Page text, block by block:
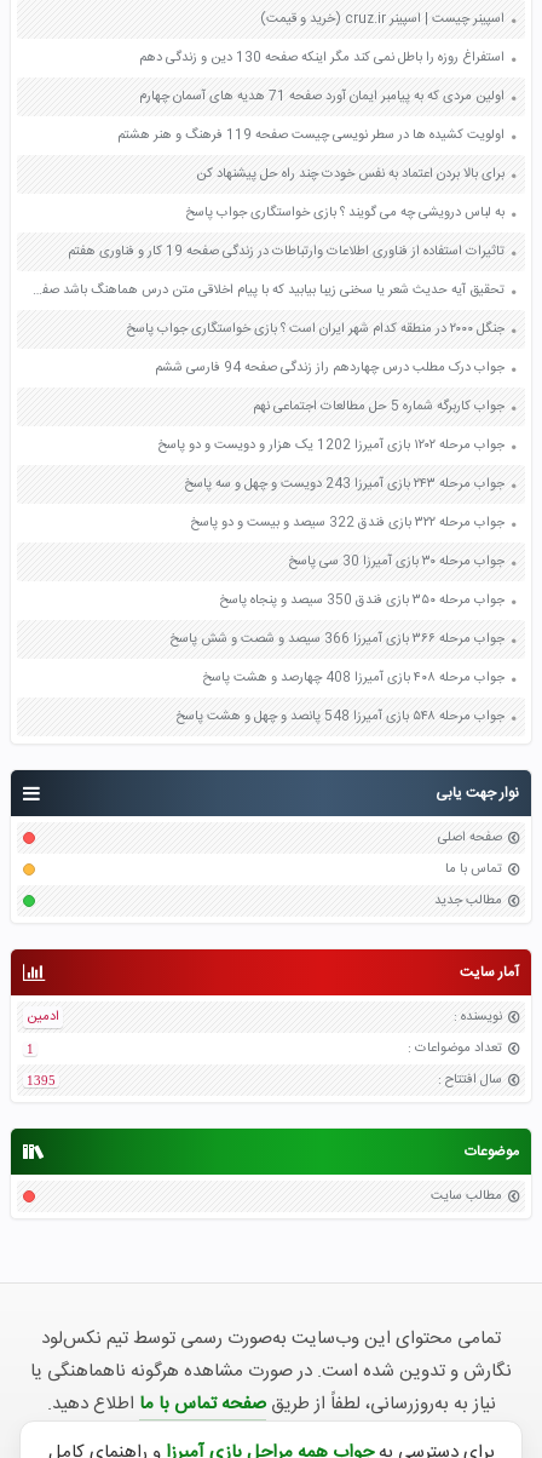
نوار جهت یابی
صفحه اصلی
تماس با ما
مطالب جدید
آمار سایت
نویسنده :
ادمین
تعداد موضواعات :
1
سال افتتاح :
1395
موضوعات
مطالب سایت
اسپینر چیست | اسپینر cruz.ir (خرید و قیمت)
استفراغ روزه را باطل نمی کند مگر اینکه صفحه 130 دین و زندگی دهم
اولین مردی که به پیامبر ایمان آورد صفحه 71 هدیه های آسمان چهارم
اولویت کشیده ها در سطر نویسی چیست صفحه 119 فرهنگ و هنر هشتم
برای بالا بردن اعتماد به نفس خودت چند راه حل پیشنهاد کن
به لباس درویشی چه می گویند ؟ بازی خواستگاری جواب پاسخ
تاثیرات استفاده از فناوری اطلاعات وارتباطات در زندگی صفحه 19 کار و فناوری هفتم
تحقیق آیه حدیث شعر یا سخنی زیبا بیابید که با پیام اخلاقی متن درس هماهنگ باشد صفحه 70 کتاب عربی نهم
جنگل ۲۰۰۰ در منطقه کدام شهر ایران است ؟ بازی خواستگاری جواب پاسخ
جواب درک مطلب درس چهاردهم راز زندگی صفحه 94 فارسی ششم
جواب کاربرگه شماره 5 حل مطالعات اجتماعی نهم
جواب مرحله ۱۲۰۲ بازی آمیرزا 1202 یک هزار و دویست و دو پاسخ
جواب مرحله ۲۴۳ بازی آمیرزا 243 دویست و چهل و سه پاسخ
جواب مرحله ۳۲۲ بازی فندق 322 سیصد و بیست و دو پاسخ
جواب مرحله ۳۰ بازی آمیرزا 30 سی پاسخ
جواب مرحله ۳۵۰ بازی فندق 350 سیصد و پنجاه پاسخ
جواب مرحله ۳۶۶ بازی آمیرزا 366 سیصد و شصت و شش پاسخ
جواب مرحله ۴۰۸ بازی آمیرزا 408 چهارصد و هشت پاسخ
جواب مرحله ۵۴۸ بازی آمیرزا 548 پانصد و چهل و هشت پاسخ
تمامی محتوای این وب‌سایت به‌صورت رسمی توسط تیم نکس‌لود
نگارش و تدوین شده است. در صورت مشاهده هرگونه ناهماهنگی یا
نیاز به به‌روزرسانی، لطفاً از طریقصفحه تماس با ما اطلاع دهید.